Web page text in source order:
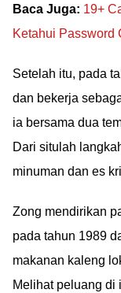
Baca Juga: 19+
Ketahui Password
Setelah itu, pada
dan bekerja
ia bersama dua
Dari situlah
minuman dan es
Zong mendirikan
pada tahun 1989
makanan kaleng
Melihat peluang di